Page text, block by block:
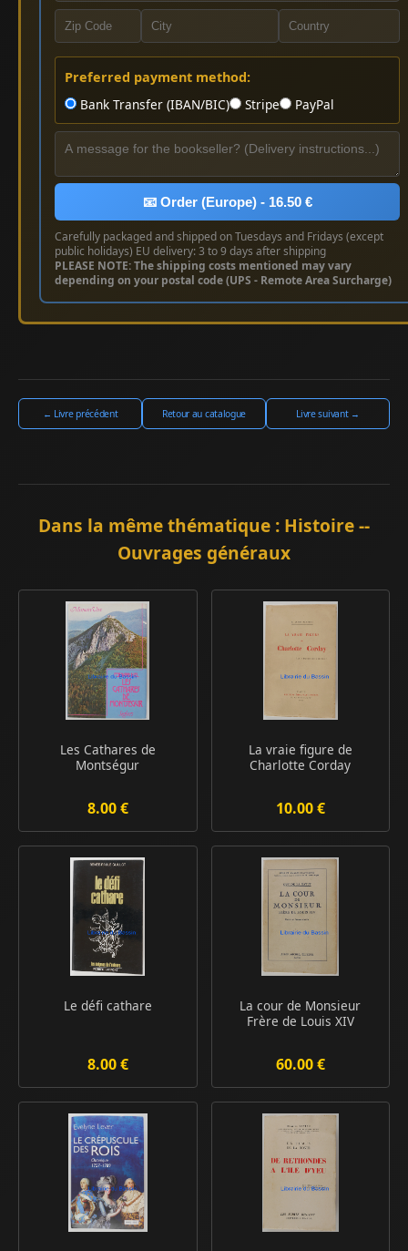
Preferred payment method:
Bank Transfer (IBAN/BIC)
Stripe PayPal
📧 Order (Europe) - 16.50 €
Carefully packaged and shipped on Tuesdays and Fridays (except
public holidays) EU delivery: 3 to 9 days after shipping
PLEASE NOTE: The shipping costs mentioned may vary
depending on your postal code (UPS - Remote Area Surcharge)
← Livre précédent Retour au catalogue Livre suivant →
Dans la même thématique : Histoire --
Ouvrages généraux
Les Cathares de
Montségur
8.00 €
La vraie figure de
Charlotte Corday
10.00 €
Le défi cathare
8.00 €
La cour de Monsieur
Frère de Louis XIV
60.00 €